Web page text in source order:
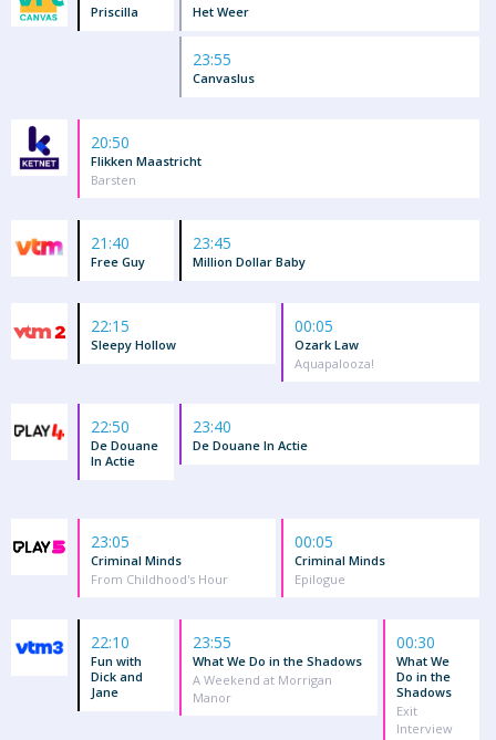
Priscilla Het Weer
23:55
Canvaslus
20:50
Flikken Maastricht
Barsten
21:40
Free Guy
23:45
Million Dollar Baby
22:15
Sleepy Hollow
00:05
Ozark Law
Aquapalooza!
22:50
De Douane
In Actie
23:40
De Douane In Actie
23:05
Criminal Minds
From Childhood's Hour
00:05
Criminal Minds
Epilogue
22:10
Fun with
Dick and
Jane
23:55
What We Do in the Shadows
A Weekend at Morrigan
Manor
00:30
What We
Do in the
Shadows
Exit
Interview